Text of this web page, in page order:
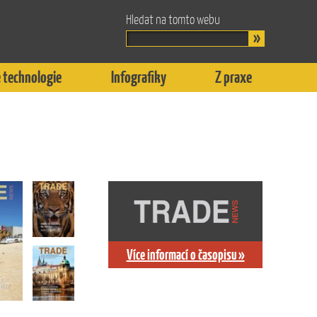
Hledat na tomto webu
technologie Infografiky Z praxe
Více informací o časopisu »